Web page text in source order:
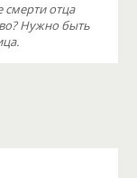
смерти отца
Нужно быть